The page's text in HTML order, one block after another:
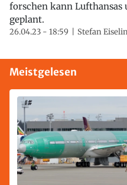
forschen kann Lufthansas
geplant.
26.04.23 - 18:59 Stefan
Meistgelesen